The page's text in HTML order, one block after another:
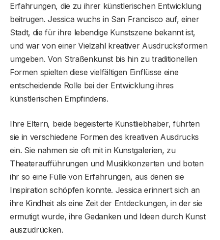
Erfahrungen, die zu ihrer künstlerischen Entwicklung
beitrugen. Jessica wuchs in San Francisco auf, einer
Stadt, die für ihre lebendige Kunstszene bekannt ist,
und war von einer Vielzahl kreativer Ausdrucksformen
umgeben. Von Straßenkunst bis hin zu traditionellen
Formen spielten diese vielfältigen Einflüsse eine
entscheidende Rolle bei der Entwicklung ihres
künstlerischen Empfindens.
Ihre Eltern, beide begeisterte Kunstliebhaber, führten
sie in verschiedene Formen des kreativen Ausdrucks
ein. Sie nahmen sie oft mit in Kunstgalerien, zu
Theateraufführungen und Musikkonzerten und boten
ihr so ​​eine Fülle von Erfahrungen, aus denen sie
Inspiration schöpfen konnte. Jessica erinnert sich an
ihre Kindheit als eine Zeit der Entdeckungen, in der sie
ermutigt wurde, ihre Gedanken und Ideen durch Kunst
auszudrücken.